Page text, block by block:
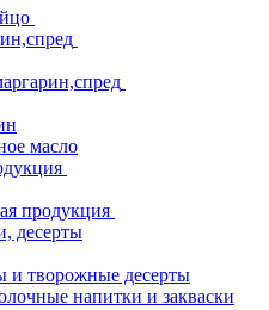
масло
продукция
десерты
и творожные десерты
напитки и закваски